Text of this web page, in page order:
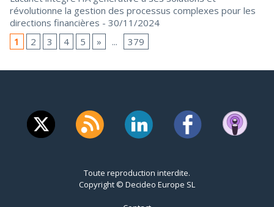
révolutionne la gestion des processus complexes pour les
directions financières - 30/11/2024
1
2 3 4 5 » ... 379
Toute reproduction interdite.
Copyright © Decideo Europe SL